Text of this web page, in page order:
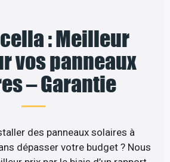
: Meilleur
vos panneaux
– Garantie
des panneaux solaires à
dépasser votre budget ? Nous